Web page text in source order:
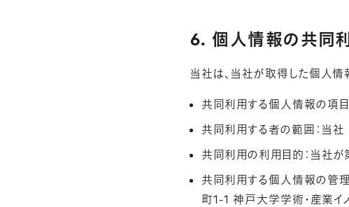
6. 個人情報の共同
当社は、当社が取得した個人情
共同利用する個人情報の項
共同利用する者の範囲：当社
共同利用の利用目的：当社が
共同利用する個人情報の
町1-1 神戸大学学術・産業